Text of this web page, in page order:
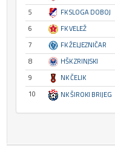
5
FK SLOGA DOBOJ
6
FK VELEŽ
7
FK ŽELJEZNIČAR
8
HŠK ZRINJSKI
9
NK ČELIK
10
NK ŠIROKI BRIJEG